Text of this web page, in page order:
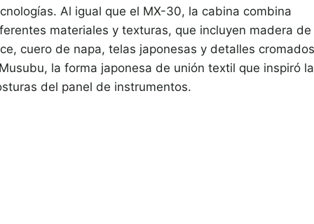
Al igual que el MX-30, la cabina combina
materiales y texturas, que incluyen madera de
cuero de napa, telas japonesas y detalles
la forma japonesa de unión textil que inspiró
del panel de instrumentos.